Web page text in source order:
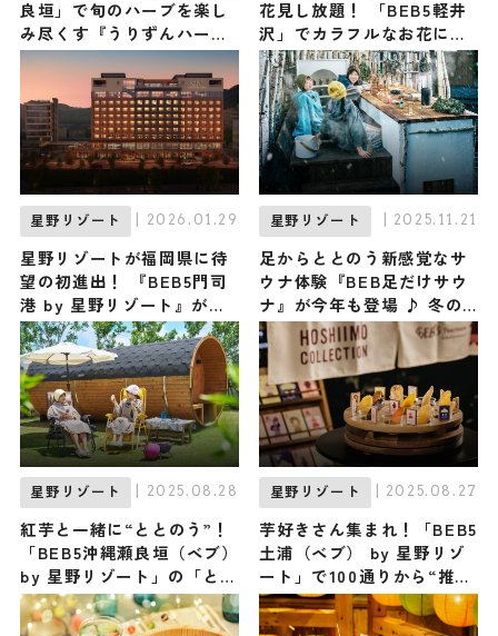
良垣」で旬のハーブを楽し
み尽くす『うりずんハーバ
ルステイ』が初開催！ 沖縄
の春「うりずん」に身も心
も委ねる旅を
花見し放題！ 「BEB5軽井
沢」でカラフルなお花に包
まれる『BEBフラワーテラ
ス』が新登場
星野リゾート | 2026.01.29
星野リゾートが福岡県に待
望の初進出！ 『BEB5門司
港 by 星野リゾート』が
2026年7月24日にグランド
オープン ♪
星野リゾート | 2025.11.21
足からととのう新感覚なサ
ウナ体験『BEB足だけサウ
ナ』が今年も登場 ♪ 冬の
澄んだ軽井沢の空気とハー
ブの香りに癒される /
BEB5軽井沢 by 星野リゾー
ト
星野リゾート | 2025.08.28
紅芋と一緒に“ととのう”！
「BEB5沖縄瀬良垣（ベブ）
by 星野リゾート」の「とと
の芋」で新感覚のサウナ体
験を
星野リゾート | 2025.08.27
芋好きさん集まれ！「BEB5
土浦（ベブ） by 星野リゾ
ート」で100通りから“推し
イモ”を見つける「ほしいも
コレクション」初開催